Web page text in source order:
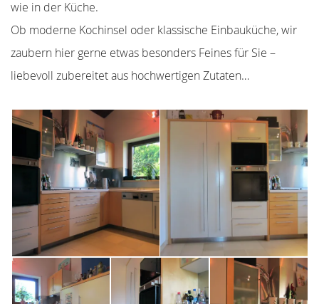
wie in der Küche.
Ob moderne Kochinsel oder klassische Einbauküche, wir
zaubern hier gerne etwas besonders Feines für Sie –
liebevoll zubereitet aus hochwertigen Zutaten…